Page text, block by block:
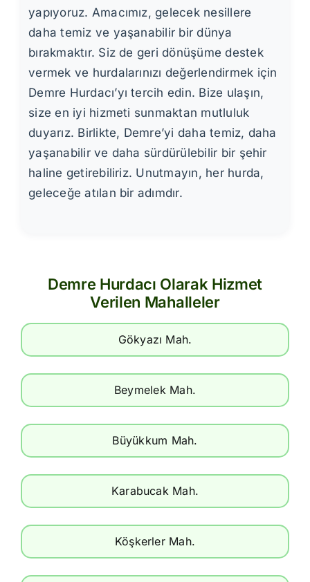
yapıyoruz. Amacımız, gelecek nesillere
daha temiz ve yaşanabilir bir dünya
bırakmaktır. Siz de geri dönüşüme destek
vermek ve hurdalarınızı değerlendirmek için
Demre Hurdacı’yı tercih edin. Bize ulaşın,
size en iyi hizmeti sunmaktan mutluluk
duyarız. Birlikte, Demre’yi daha temiz, daha
yaşanabilir ve daha sürdürülebilir bir şehir
haline getirebiliriz. Unutmayın, her hurda,
geleceğe atılan bir adımdır.
Demre Hurdacı Olarak Hizmet
Verilen Mahalleler
Gökyazı Mah.
Beymelek Mah.
Büyükkum Mah.
Karabucak Mah.
Köşkerler Mah.